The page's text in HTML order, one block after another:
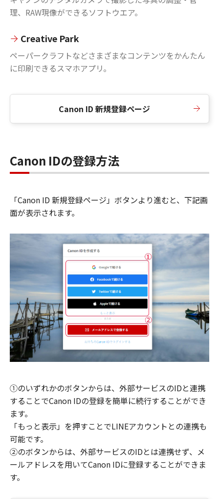
理、RAW現像ができるソフトウエア。
Creative Park
ペーパークラフトなどさまざまなコンテンツをかんたん
に印刷できるスマホアプリ。
Canon ID 新規登録ページ
Canon IDの登録方法
「Canon ID 新規登録ページ」ボタンより進むと、下記画
面が表示されます。
①のいずれかのボタンからは、外部サービスのIDと連携
することでCanon IDの登録を簡単に続行することができ
ます。
「もっと表示」を押すことでLINEアカウントとの連携も
可能です。
②のボタンからは、外部サービスのIDとは連携せず、メ
ールアドレスを用いてCanon IDに登録することができま
す。